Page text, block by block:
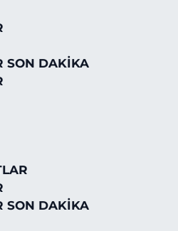
SON DAKİKA
SON DAKİKA